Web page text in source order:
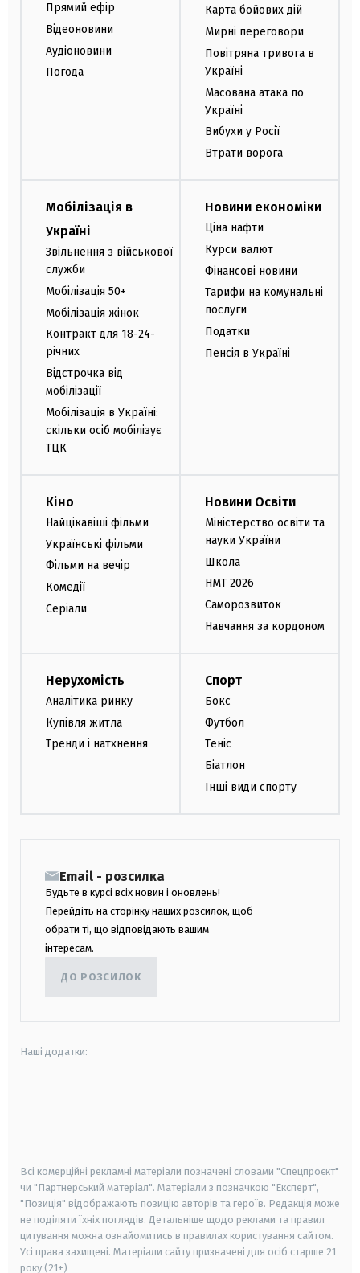
Прямий ефір
Відеоновини
Аудіоновини
Погода
Карта бойових дій
Мирні переговори
Повітряна тривога в
Україні
Масована атака по
Україні
Вибухи у Росії
Втрати ворога
Мобілізація в
Україні
Звільнення з військової
служби
Мобілізація 50+
Мобілізація жінок
Контракт для 18-24-
річних
Відстрочка від
мобілізації
Мобілізація в Україні:
скільки осіб мобілізує
ТЦК
Новини економіки
Ціна нафти
Курси валют
Фінансові новини
Тарифи на комунальні
послуги
Податки
Пенсія в Україні
Кіно
Найцікавіші фільми
Українські фільми
Фільми на вечір
Комедії
Серіали
Новини Освіти
Міністерство освіти та
науки України
Школа
НМТ 2026
Саморозвиток
Навчання за кордоном
Нерухомість
Аналітика ринку
Купівля житла
Тренди і натхнення
Спорт
Бокс
Футбол
Теніс
Біатлон
Інші види спорту
Email - розсилка
Будьте в курсі всіх новин і оновлень!
Перейдіть на сторінку наших розсилок, щоб
обрати ті, що відповідають вашим
інтересам.
ДО РОЗСИЛОК
Наші додатки:
Всі комерційні рекламні матеріали позначені словами "Спецпроєкт"
чи "Партнерський матеріал". Матеріали з позначкою "Експерт",
"Позиція" відображають позицію авторів та героїв. Редакція може
не поділяти їхніх поглядів. Детальніше щодо реклами та правил
цитування можна ознайомитись в правилах користування сайтом.
Усі права захищені. Матеріали сайту призначені для осіб старше 21
року (21+)